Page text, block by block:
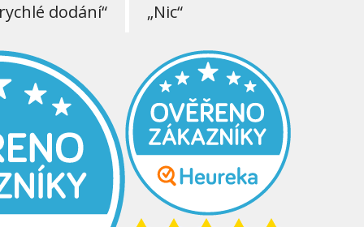
dodání“ „Nic“